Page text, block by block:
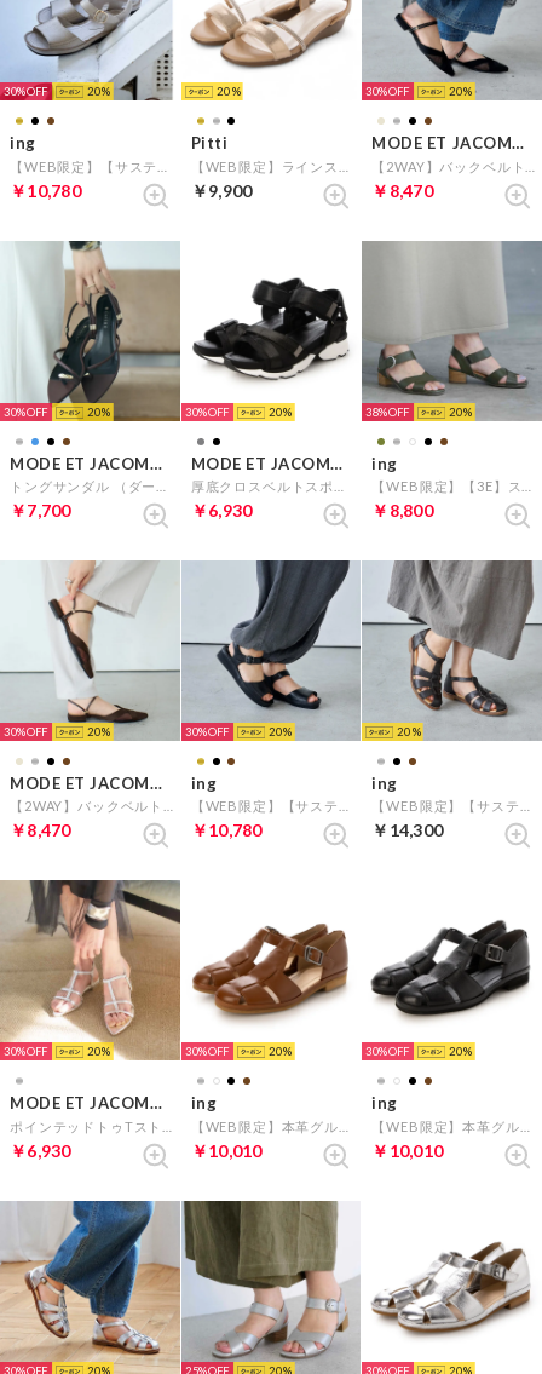
30% 20
ing
￥10,780
20
Pitti
￥9,900
30% 20
MODE ET JACOMO carino
￥8,470
30% 20
MODE ET JACOMO carino
￥7,700
30% 20
MODE ET JACOMO carino
￥6,930
38% 20
ing
￥8,800
30% 20
MODE ET JACOMO carino
￥8,470
30% 20
ing
￥10,780
20
ing
￥14,300
30% 20
MODE ET JACOMO carino
￥6,930
30% 20
ing
￥10,010
30% 20
ing
￥10,010